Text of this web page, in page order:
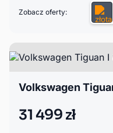
Zobacz oferty:
Volkswagen
31 499 zł